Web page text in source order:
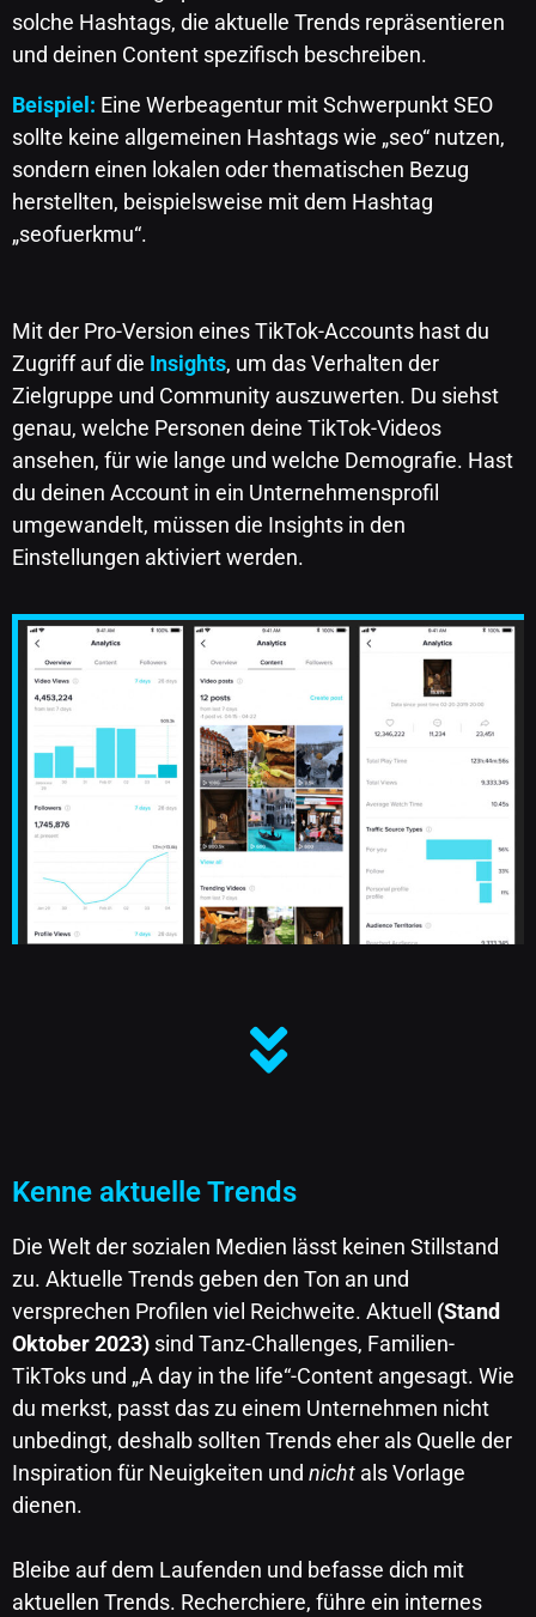
solche Hashtags, die aktuelle Trends repräsentieren
und deinen Content spezifisch beschreiben.
Beispiel: Eine Werbeagentur mit Schwerpunkt SEO
sollte keine allgemeinen Hashtags wie „seo“ nutzen,
sondern einen lokalen oder thematischen Bezug
herstellten, beispielsweise mit dem Hashtag
„seofuerkmu“.
Mit der Pro-Version eines TikTok-Accounts hast du
Zugriff auf die Insights, um das Verhalten der
Zielgruppe und Community auszuwerten. Du siehst
genau, welche Personen deine TikTok-Videos
ansehen, für wie lange und welche Demografie. Hast
du deinen Account in ein Unternehmensprofil
umgewandelt, müssen die Insights in den
Einstellungen aktiviert werden.
Kenne aktuelle Trends
Die Welt der sozialen Medien lässt keinen Stillstand
zu. Aktuelle Trends geben den Ton an und
versprechen Profilen viel Reichweite. Aktuell (Stand
Oktober 2023) sind Tanz-Challenges, Familien-
TikToks und „A day in the life“-Content angesagt. Wie
du merkst, passt das zu einem Unternehmen nicht
unbedingt, deshalb sollten Trends eher als Quelle der
Inspiration für Neuigkeiten und nicht als Vorlage
dienen.
Bleibe auf dem Laufenden und befasse dich mit
aktuellen Trends. Recherchiere, führe ein internes